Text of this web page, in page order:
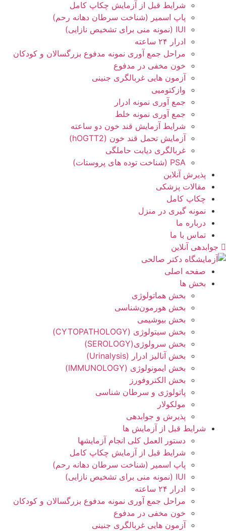
شرایط قبل از آزمایش چکاپ کامل
پاپ اسمیر (شناخت سرطان دهانه رحم)
IUI (نمونه منی برای تشخیص نازایی)
ادرار ۲۴ ساعته
مراحل جمع آوری نمونه مدفوع بزرگسالان و کودکان
خون مخفی در مدفوع
آزمون هایی غربالگری جنینی
وازکتومیی
جمع آوری نمونه ادرار
جمع آوری نمونه خلط
شرایط آزمایش قند خون دو ساعته
آزمایش تحمل قند خون (hOGTT2)
غربالگری دیابت حاملگی
PSA (شناخت توده های پروستات)
پذیرش آنلاین
مقالات پزشکی
چکاپ کامل
نمونه گیری در منزل
درباره ما
تماس با ما
جوابدهی آنلاین
صفحه اصلی
بخش ها
بخش هماتولوژی
بخش هورمون‌شناسی
بخش بیوشیمی
بخش سیتولوژی (СYTOPATHOLOGY)
بخش سرولوژی(SEROLOGY)
بخش آنالیز ادرار (Urinalysis)
بخش ایمونولوژی (IMMUNOLOGY)
بخش الکتروفورز
پاتولوژی و سرطان شناسی
مولکولار
پذیرش و جوابدهی
شرایط قبل از آزمایش ها
دستور العمل کلی انجام آزمایشها
شرایط قبل از آزمایش چکاپ کامل
پاپ اسمیر (شناخت سرطان دهانه رحم)
IUI (نمونه منی برای تشخیص نازایی)
ادرار ۲۴ ساعته
مراحل جمع آوری نمونه مدفوع بزرگسالان و کودکان
خون مخفی در مدفوع
آزمون هایی غربالگری جنینی